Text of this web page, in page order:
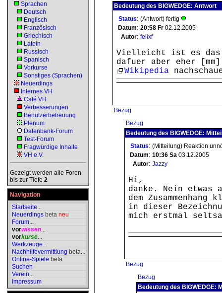
Sprachen
Deutsch
Englisch
Französisch
Griechisch
Latein
Russisch
Spanisch
Vorkurse
Sonstiges (Sprachen)
Neuerdings
Internes VH
Café VH
Verbesserungen
Benutzerbetreuung
Plenum
Datenbank-Forum
Test-Forum
Fragwürdige Inhalte
VH e.V.
Gezeigt werden alle Foren
bis zur Tiefe 2
Navigation
Startseite...
Neuerdings beta neu
Forum...
vorwissen...
vorkurse...
Werkzeuge...
Nachhilfevermittlung beta...
Online-Spiele beta
Suchen
Verein...
Impressum
Bedeutung des BIGWEDGE: Antwort
Status: (Antwort) fertig
Datum: 20:58 Fr 02.12.2005
Autor: felixf
Vielleicht ist es das
dafuer aber eher
Wikipedia
Bezug
Bezug
Bedeutung des BIGWEDGE:
Status: (Mitteilung) Reaktion
Datum: 10:36 Sa 03.12.2005
Autor: Jazzy
Hi,
danke. Nein
dem
in dieser
mich erstmal
Bezug
Bezug
Bedeutung des BIGWEDGE: